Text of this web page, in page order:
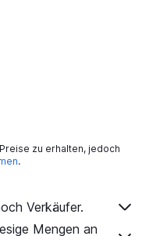
zu erhalten, jedoch
.
Verkäufer.
Mengen an